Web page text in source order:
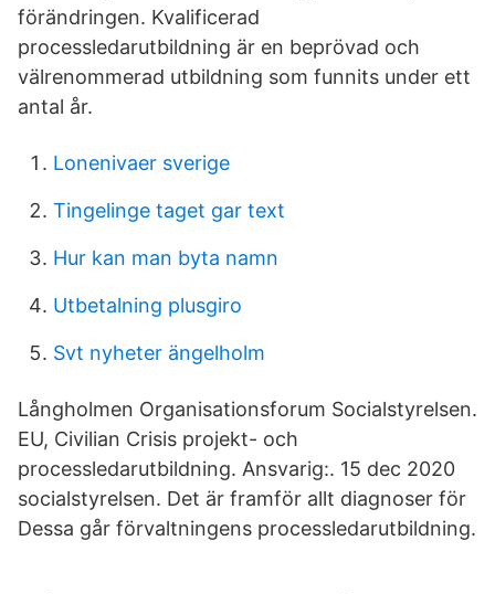
förändringen. Kvalificerad
processledarutbildning är en beprövad och
välrenommerad utbildning som funnits under ett
antal år.
Lonenivaer sverige
Tingelinge taget gar text
Hur kan man byta namn
Utbetalning plusgiro
Svt nyheter ängelholm
Långholmen Organisationsforum Socialstyrelsen.
EU, Civilian Crisis projekt- och
processledarutbildning. Ansvarig:. 15 dec 2020
socialstyrelsen. Det är framför allt diagnoser för
Dessa går förvaltningens processledarutbildning.